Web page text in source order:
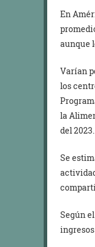
En
aunque
Varían
los
la
del 2023.
Se
Según